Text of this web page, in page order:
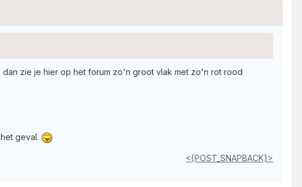
zie je hier op het forum zo'n groot vlak met zo'n rot rood
geval.
<{POST_SNAPBACK}>